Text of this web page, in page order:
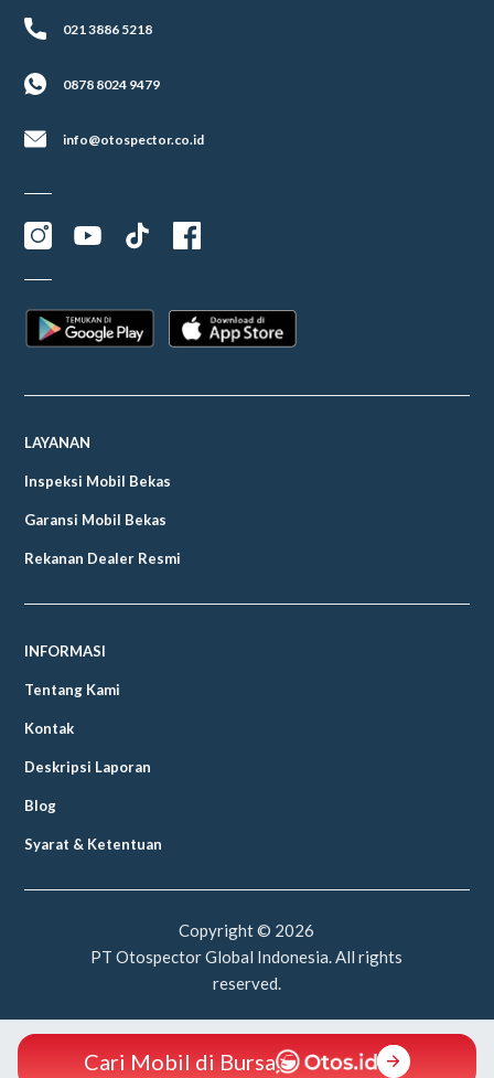
021 3886 5218
0878 8024 9479
info@otospector.co.id
LAYANAN
Inspeksi Mobil Bekas
Garansi Mobil Bekas
Rekanan Dealer Resmi
INFORMASI
Tentang Kami
Kontak
Deskripsi Laporan
Blog
Syarat & Ketentuan
Copyright © 2026
PT Otospector Global Indonesia. All rights
reserved.
Cari Mobil di Bursa